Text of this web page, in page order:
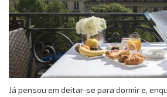
Já pensou em deitar-se para dormir e,